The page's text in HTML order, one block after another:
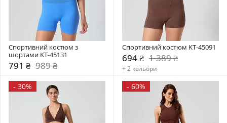
Спортивний костюм з
шортами KT-45131
791 ₴ 989 ₴
Спортивний костюм KT-45091
694 ₴ 1 389 ₴
+ 2 кольори
- 30% - 60%